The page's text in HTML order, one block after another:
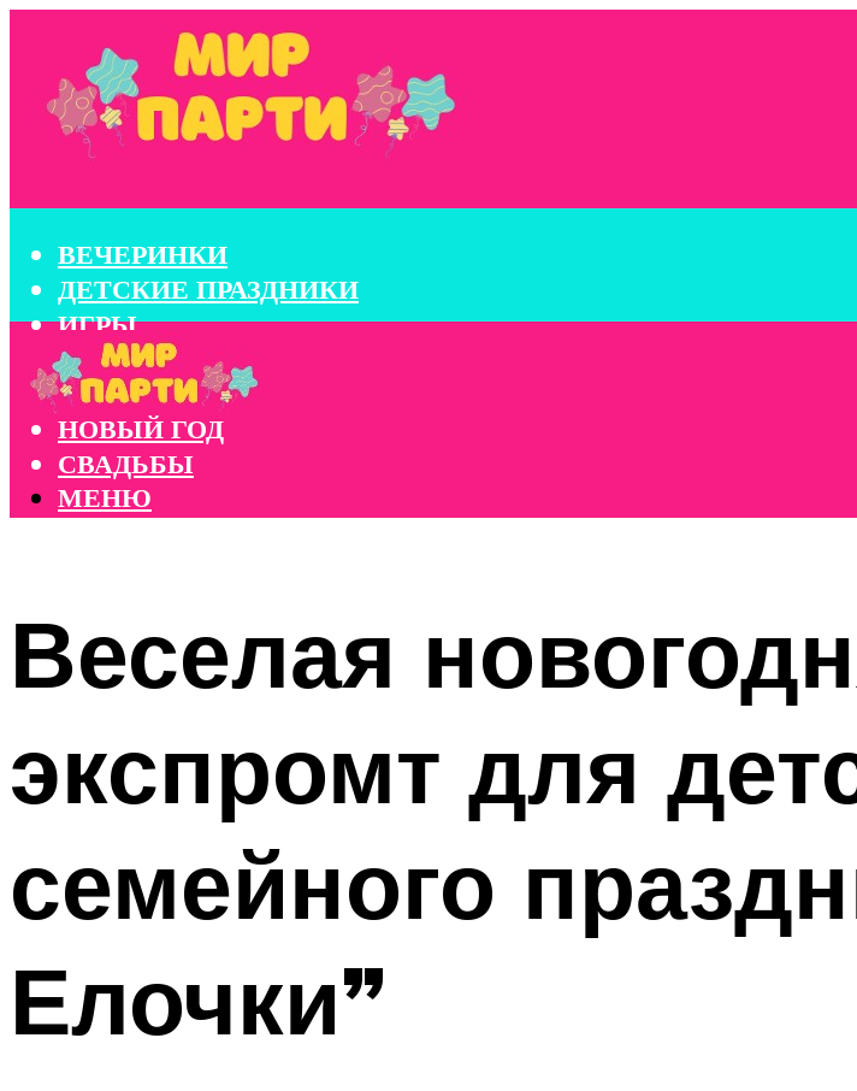
ВЕЧЕРИНКИ
ДЕТСКИЕ ПРАЗДНИКИ
ИГРЫ
КОНКУРСЫ
КОРПОРАТИВЫ
НОВЫЙ ГОД
СВАДЬБЫ
МЕНЮ
Веселая
экспромт для
семейного
Елочки”